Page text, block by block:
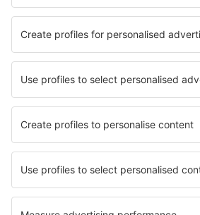
Trieste Ronchi dei Legionari
Salerno Pontecagnano (QSR)
Veneza
Perugia S. Egidio (PEG)
Verona Villafrancai (VRN)
Trapani Birgi (TPS)